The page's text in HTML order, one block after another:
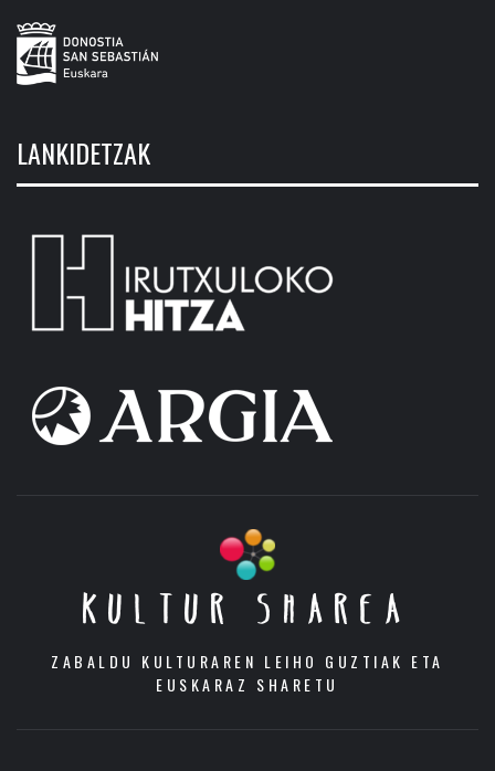
LANKIDETZAK
KULTUR SHAREA
ZABALDU KULTURAREN LEIHO GUZTIAK ETA
EUSKARAZ SHARETU